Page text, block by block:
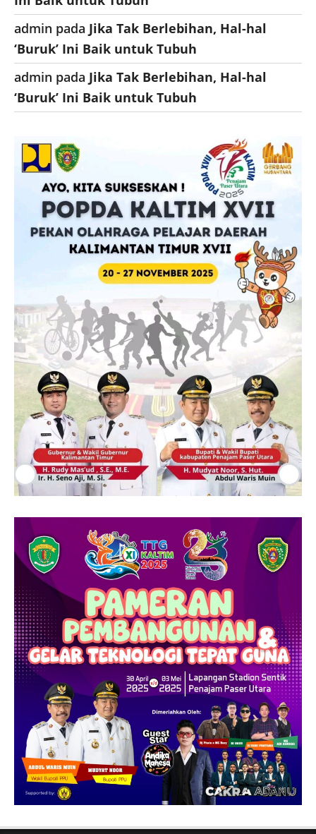
admin pada Jika Tak Berlebihan, Hal-hal
‘Buruk’ Ini Baik untuk Tubuh
admin pada Jika Tak Berlebihan, Hal-hal
‘Buruk’ Ini Baik untuk Tubuh